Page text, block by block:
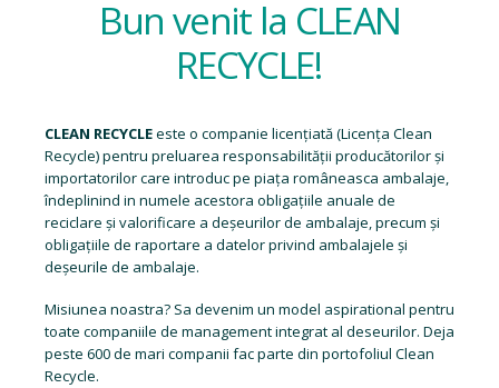
Bun venit la CLEAN
RECYCLE!
CLEAN RECYCLEeste o companie licențiată (Licența Clean
Recycle) pentru preluarea responsabilității producătorilor și
importatorilor care introduc pe piața româneasca ambalaje,
îndeplinind in numele acestora obligațiile anuale de
reciclare și valorificare a deșeurilor de ambalaje, precum și
obligațiile de raportare a datelor privind ambalajele și
deșeurile de ambalaje.
Misiunea noastra? Sa devenim un model aspirational pentru
toate companiile de management integrat al deseurilor. Deja
peste 600 de mari companii fac parte din portofoliul Clean
Recycle.